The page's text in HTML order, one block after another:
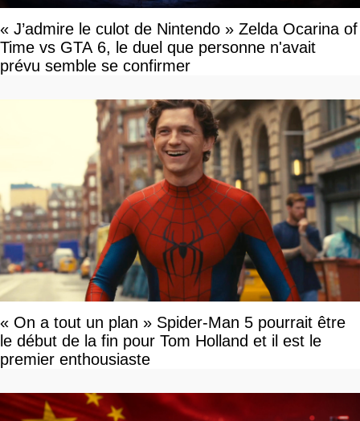
« J’admire le culot de Nintendo » Zelda Ocarina of
Time vs GTA 6, le duel que personne n'avait
prévu semble se confirmer
« On a tout un plan » Spider-Man 5 pourrait être
le début de la fin pour Tom Holland et il est le
premier enthousiaste